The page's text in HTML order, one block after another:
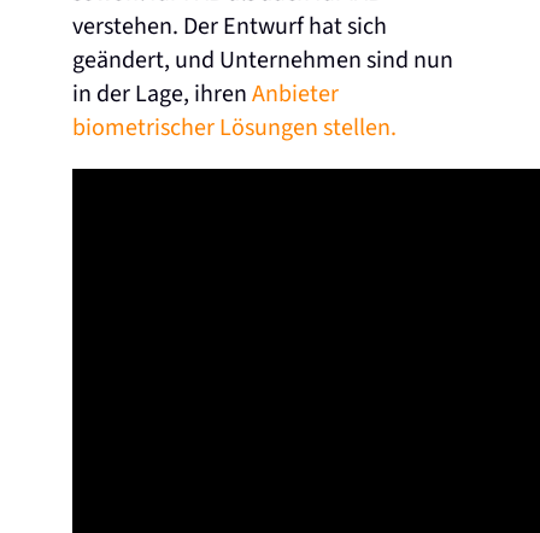
verstehen. Der Entwurf hat sich
geändert, und Unternehmen sind nun
in der Lage, ihrenAnbieter
biometrischer Lösungen stellen.